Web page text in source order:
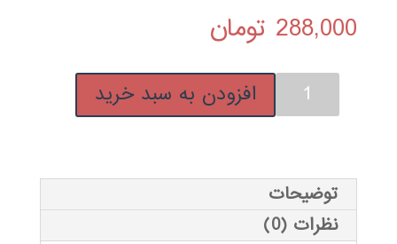
288,000 تومان
پیش
پردازش
معیارهای
ارزیابی
افزودن به سبد خرید
توضیحات
نظرات (0)